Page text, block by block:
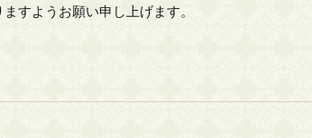
すようお願い申し上げます。